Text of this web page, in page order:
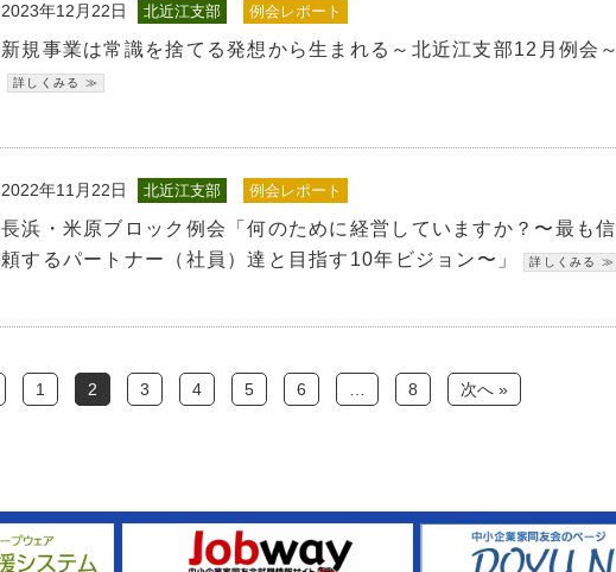
2023年12月22日 北近江支部 例会レポート
新規事業は常識を捨てる発想から生まれる～北近江支部12月例会～
2022年11月22日 北近江支部 例会レポート
長浜・米原ブロック例会「何のために経営していますか？〜最も信
頼するパートナー（社員）達と目指す10年ビジョン〜」
1 2 3 4 5 6 8 次へ »